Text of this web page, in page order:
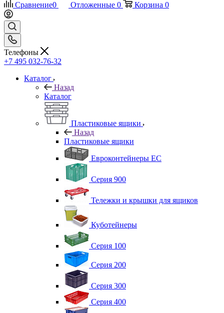
Сравнение0 Отложенные 0 Корзина 0
Телефоны
+7 495 032-76-32
Каталог
Назад
Каталог
Пластиковые ящики
Назад
Пластиковые ящики
Евроконтейнеры ЕС
Серия 900
Тележки и крышки для ящиков
Куботейнеры
Серия 100
Серия 200
Серия 300
Серия 400